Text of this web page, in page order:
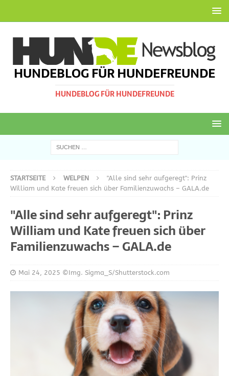
HUNDEBLOG FÜR HUNDEFREUNDE
HUNDEBLOG FÜR HUNDEFREUNDE
STARTSEITE WELPEN
"Alle sind sehr aufgeregt": Prinz
William und Kate freuen sich über Familienzuwachs – GALA.de
"Alle sind sehr aufgeregt": Prinz
William und Kate freuen sich über
Familienzuwachs – GALA.de
Mai 24, 2025 ©Img. Sigma_S/Shutterstock.com